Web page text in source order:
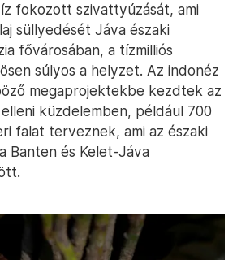
fokozott szivattyúzását, ami
süllyedését Jáva északi
fővárosában, a tízmilliós
súlyos a helyzet. Az indonéz
megaprojektekbe kezdtek az
küzdelemben, például 700
falat terveznek, ami az északi
Banten és Kelet-Jáva